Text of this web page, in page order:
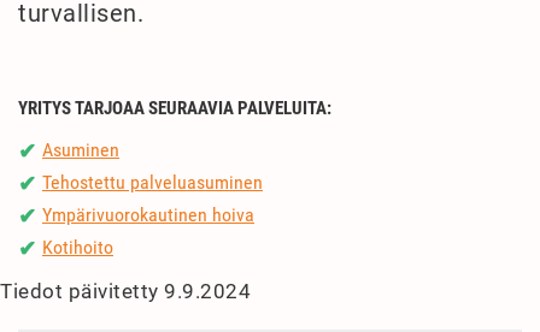
turvallisen.
YRITYS TARJOAA SEURAAVIA PALVELUITA:
✔ Asuminen
✔ Tehostettu palveluasuminen
✔ Ympärivuorokautinen hoiva
✔ Kotihoito
Tiedot päivitetty 9.9.2024